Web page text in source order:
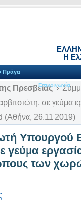
Η
Πράγα
Επικοινωνία
Πρεσβείας
σε γεύμα
26.11.2019)
Υπουργού
γεύμα
των